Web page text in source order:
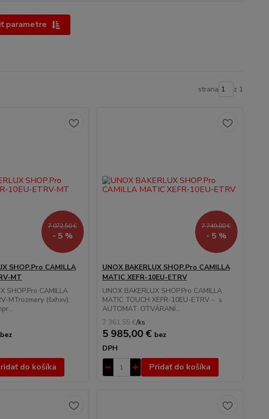
parametre
strana z 1
7 072,50 €
- 5 %
SHOP.Pro CAMILLA
MT
SHOP.Pro CAMILLA
MTrozmery (šxhxv):
bez
do košíka
7 749,00 €
- 5 %
UNOX BAKERLUX SHOP.Pro CAMILLA
MATIC XEFR-10EU-ETRV
UNOX BAKERLUX SHOP.Pro CAMILLA
MATIC TOUCH XEFR-10EU-ETRV - s
AUTOMAT. OTVÁRANÍ...
7 361,55 €/ks
5 985,00 € bez
DPH
Pridať do košíka